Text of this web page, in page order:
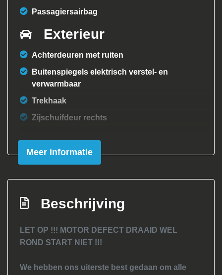
Passagiersairbag
Exterieur
Achterdeuren met ruiten
Buitenspiegels elektrisch verstel- en
verwarmbaar
Trekhaak
Zijschuifdeur rechts
Interieur
Elektrische ramen voor
Meer informatie
Beschrijving
LET OP !!! MOTOR DEFECT DRAAID WEL
ROND START NIET !!!
We hebben ons uiterste best gedaan om alle